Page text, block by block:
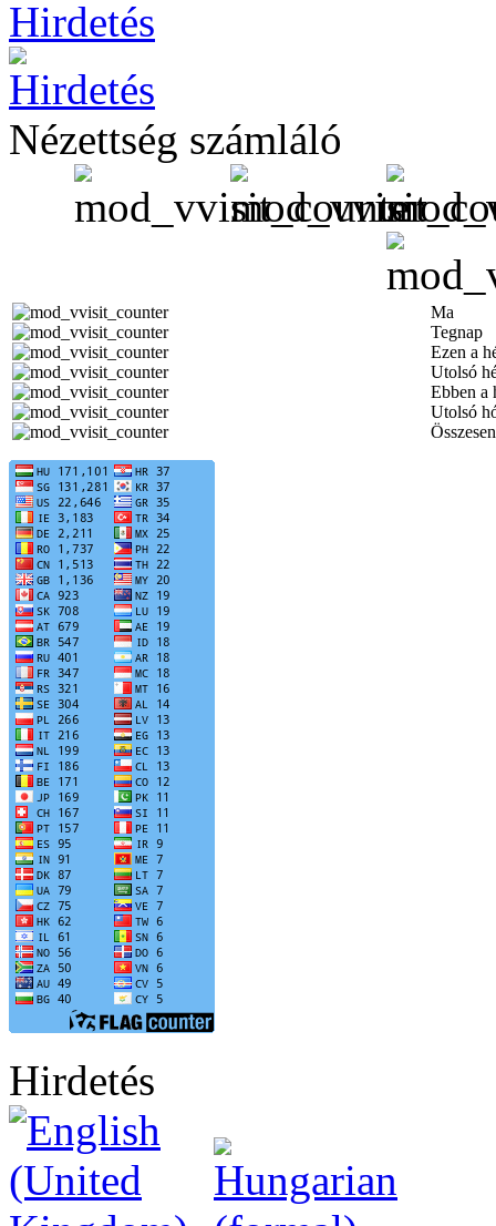
Nézettség számláló
Ma
Tegnap
Ezen a
Utolsó
Ebben a
Utolsó
Összesen
Hirdetés